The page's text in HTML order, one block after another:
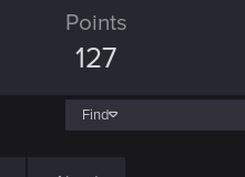
Points
127
Find